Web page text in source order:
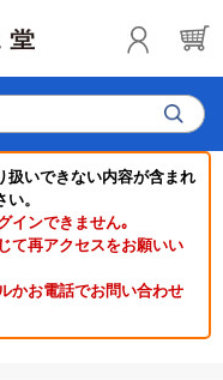
いできない内容が含まれ
。
インできません｡
て再アクセスをお願いい
かお電話でお問い合わせ